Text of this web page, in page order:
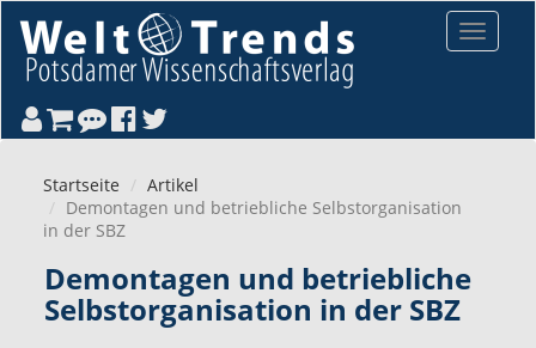
Toggle
Startseite
Artikel
Demontagen und betriebliche Selbstorganisation
in der SBZ
Demontagen und betriebliche
Selbstorganisation in der SBZ